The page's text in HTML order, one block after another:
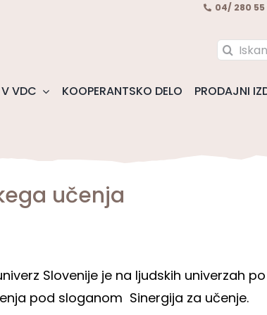
04/ 280 55
Search
VDC KOOPERANTSKO DELO PRODAJNI
učenja
Slovenije je na ljudskih univerzah
pod sloganom Sinergija za učenje.